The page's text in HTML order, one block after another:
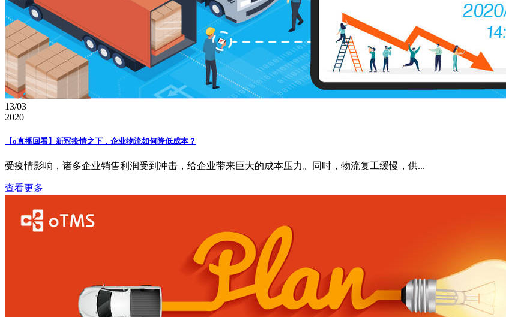
13/03
2020
【o直播回看】新冠疫情之下，企业物流如何降低成本？
受疫情影响，诸多企业销售利润受到冲击，给企业带来巨大的成本压力。同时，物流复工缓慢，供...
查看更多